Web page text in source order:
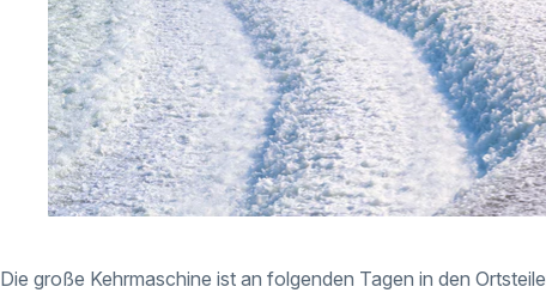
Die große Kehrmaschine ist an folgenden Tagen in den